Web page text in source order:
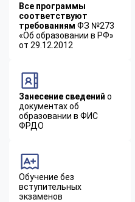
Все программы
соответствуют
требованиям ФЗ №273
«Об образовании в РФ»
от 29.12.2012
Занесение сведений о
документах об
образовании в ФИС
ФРДО
Обучение без
вступительных
экзаменов